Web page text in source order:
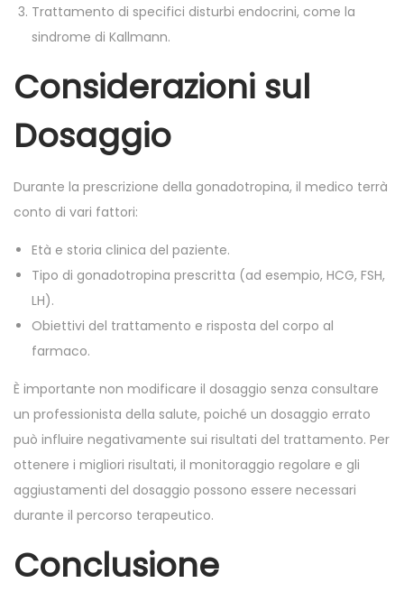
Trattamento di specifici disturbi endocrini, come la
sindrome di Kallmann.
Considerazioni sul
Dosaggio
Durante la prescrizione della gonadotropina, il medico terrà
conto di vari fattori:
Età e storia clinica del paziente.
Tipo di gonadotropina prescritta (ad esempio, HCG, FSH,
LH).
Obiettivi del trattamento e risposta del corpo al
farmaco.
È importante non modificare il dosaggio senza consultare
un professionista della salute, poiché un dosaggio errato
può influire negativamente sui risultati del trattamento. Per
ottenere i migliori risultati, il monitoraggio regolare e gli
aggiustamenti del dosaggio possono essere necessari
durante il percorso terapeutico.
Conclusione